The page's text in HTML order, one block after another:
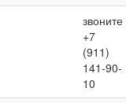
звоните
+7
(911)
141-90-
10